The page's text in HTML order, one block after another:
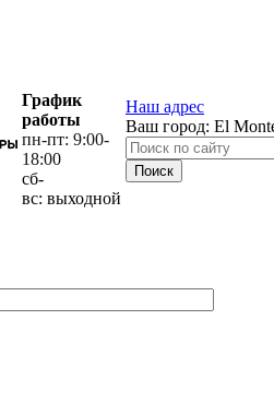
График
работы
пн-пт: 9:00-
18:00
сб-
вс: выходной
Наш адрес
Ваш город: El